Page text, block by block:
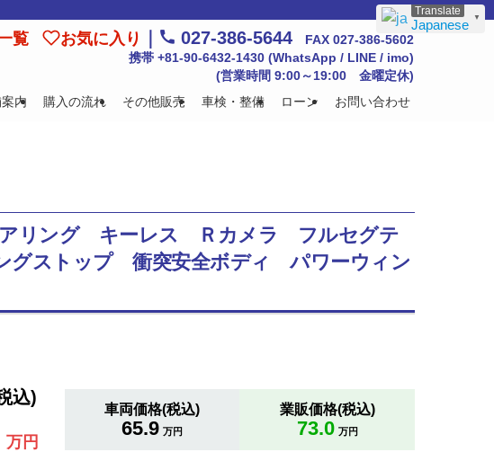
内 購入の流れ その他販売 車検・整備 ローン お問い合わせ
覧 お気に入り 027-386-5644 FAX 027-386-5602
携帯 +81-90-6432-1430 (WhatsApp / LINE / imo)
(営業時間 9:00～19:00 金曜定休)
アリング キーレス Ｒカメラ フルセグテ
ストップ 衝突安全ボディ パワーウィン
込)
万円
車両価格(税込)
65.9 万円
業販価格(税込)
73.0 万円
Japanese ▼